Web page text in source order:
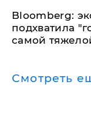
Bloomberg:
подхватила
самой
Смотреть